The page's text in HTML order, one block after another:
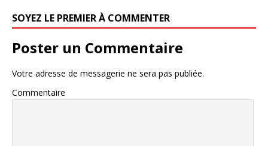
SOYEZ LE PREMIER À COMMENTER
Poster un Commentaire
Votre adresse de messagerie ne sera pas publiée.
Commentaire